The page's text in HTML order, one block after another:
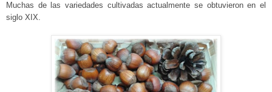
Muchas de las variedades cultivadas actualmente se obtuvieron en el
siglo XIX.